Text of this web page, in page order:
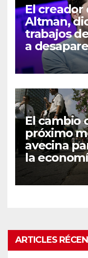
El creador
Altman,
trabajos
a
El cambio
próximo
avecina
la
ARTICLES